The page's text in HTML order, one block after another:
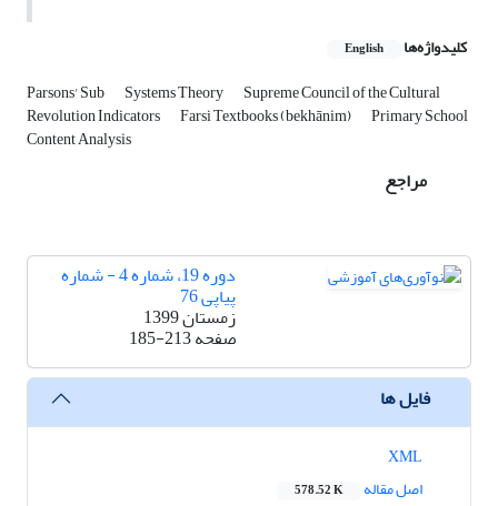
کلیدواژه‌ها English
Parsons' Sub Systems Theory Supreme Council of the Cultural
Revolution Indicators Farsi Textbooks (bekhānim) Primary School
Content Analysis
مراجع
دوره 19، شماره 4 - شماره
پیاپی 76
زمستان 1399
صفحه185-213
فایل ها
اصل مقاله
578.52 K